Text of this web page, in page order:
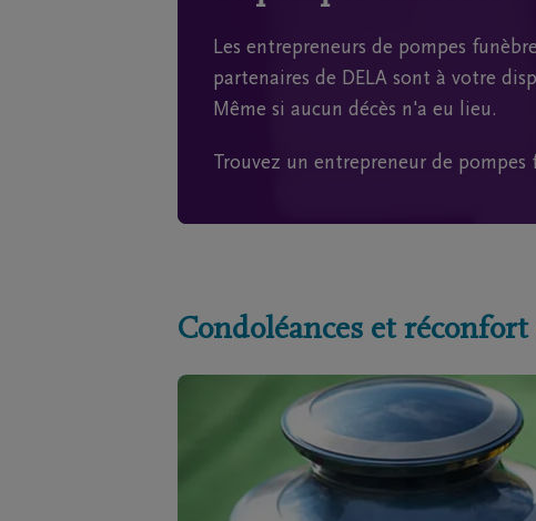
Les entrepreneurs de pompes
partenaires de DELA sont à votre
Même si aucun décès n'a eu lieu.
Trouvez un entrepreneur de pompes
Condoléances et